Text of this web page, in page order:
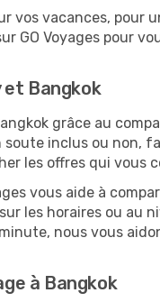
vos vacances,
GO Voyages pour
et Bangkok
grâce au
inclus ou non,
les offres qui vous
vous aide à
les horaires ou au
nous vous
à Bangkok